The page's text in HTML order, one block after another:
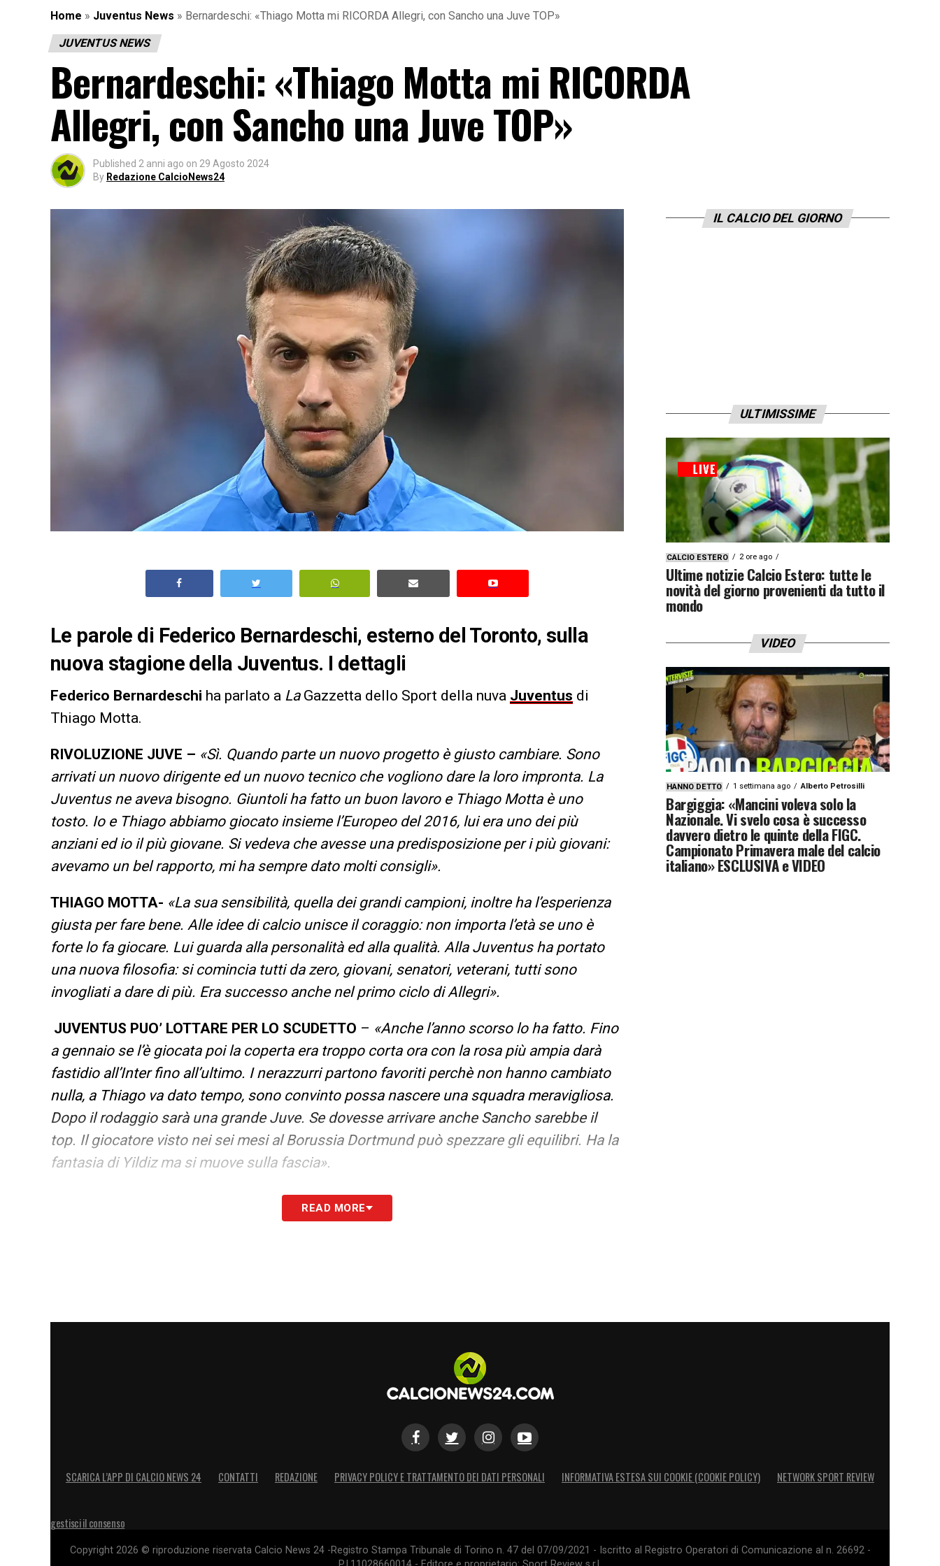
Home » Juventus News » Bernardeschi: «Thiago Motta mi RICORDA Allegri, con Sancho una Juve TOP»
JUVENTUS NEWS
Bernardeschi: «Thiago Motta mi RICORDA
Allegri, con Sancho una Juve TOP»
Published 2 anni ago on 29 Agosto 2024
By Redazione CalcioNews24
Le parole di Federico Bernardeschi, esterno del Toronto, sulla
nuova stagione della Juventus. I dettagli
Federico Bernardeschi ha parlato a LaGazzetta dello Sport della nuva Juventus di
Thiago Motta.
RIVOLUZIONE JUVE – «Sì. Quando parte un nuovo progetto è giusto cambiare. Sono
arrivati un nuovo dirigente ed un nuovo tecnico che vogliono dare la loro impronta. La
Juventus ne aveva bisogno. Giuntoli ha fatto un buon lavoro e Thiago Motta è uno
tosto. Io e Thiago abbiamo giocato insieme l’Europeo del 2016, lui era uno dei più
anziani ed io il più giovane. Si vedeva che avesse una predisposizione per i più giovani:
avevamo un bel rapporto, mi ha sempre dato molti consigli».
THIAGO MOTTA- «La sua sensibilità, quella dei grandi campioni, inoltre ha l’esperienza
giusta per fare bene. Alle idee di calcio unisce il coraggio: non importa l’età se uno è
forte lo fa giocare. Lui guarda alla personalità ed alla qualità. Alla Juventus ha portato
una nuova filosofia: si comincia tutti da zero, giovani, senatori, veterani, tutti sono
invogliati a dare di più. Era successo anche nel primo ciclo di Allegri».
JUVENTUS PUO’ LOTTARE PER LO SCUDETTO – «Anche l’anno scorso lo ha fatto. Fino
a gennaio se l’è giocata poi la coperta era troppo corta ora con la rosa più ampia darà
fastidio all’Inter fino all’ultimo. I nerazzurri partono favoriti perchè non hanno cambiato
nulla, a Thiago va dato tempo, sono convinto possa nascere una squadra meravigliosa.
Dopo il rodaggio sarà una grande Juve. Se dovesse arrivare anche Sancho sarebbe il
top. Il giocatore visto nei sei mesi al Borussia Dortmund può spezzare gli equilibri. Ha la
fantasia di Yildiz ma si muove sulla fascia».
LA PLAYLIST DELLE NOSTRE TOP NEWSREAD MORE
IL CALCIO DEL GIORNO
ULTIMISSIME
CALCIO ESTERO 2 ore ago
Ultime notizie Calcio Estero: tutte le
novità del giorno provenienti da tutto il
mondo
VIDEO
HANNO DETTO 1 settimana ago Alberto Petrosilli
Bargiggia: «Mancini voleva solo la
Nazionale. Vi svelo cosa è successo
davvero dietro le quinte della FIGC.
Campionato Primavera male del calcio
italiano» ESCLUSIVA e VIDEO
SCARICA L’APP DI CALCIO NEWS 24 CONTATTI REDAZIONE PRIVACY POLICY E TRATTAMENTO DEI DATI PERSONALI INFORMATIVA ESTESA SUI COOKIE (COOKIE POLICY) NETWORK SPORT REVIEW
gestisci il consenso
Copyright 2026 © riproduzione riservata Calcio News 24 -Registro Stampa Tribunale di Torino n. 47 del 07/09/2021 - Iscritto al Registro Operatori di Comunicazione al n. 26692 -